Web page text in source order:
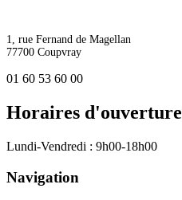
1, rue Fernand de Magellan
77700 Coupvray
01 60 53 60 00
Horaires d'ouverture
Lundi-Vendredi : 9h00-18h00
Navigation